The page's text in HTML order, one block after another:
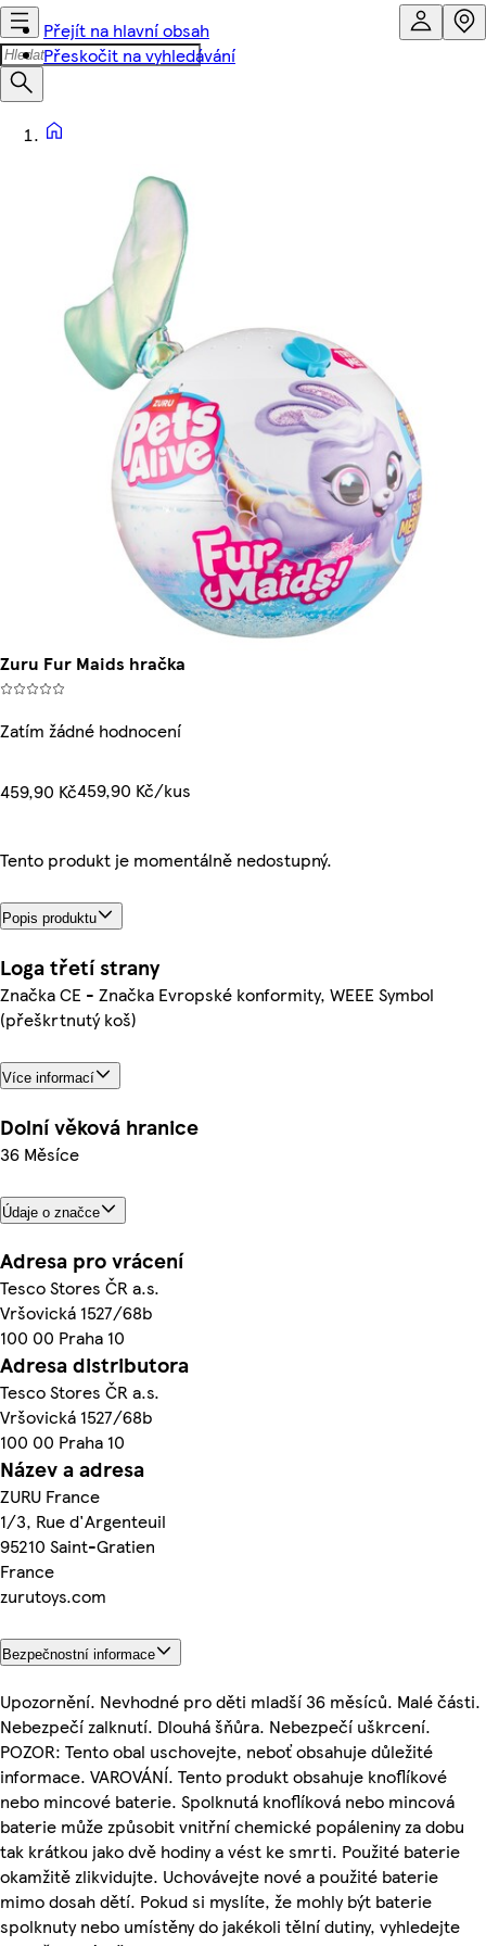
Přejít na hlavní obsah
Přeskočit na vyhledávání
Zuru Fur Maids hračka
Zatím žádné hodnocení
459,90 Kč459,90 Kč/kus
Tento produkt je momentálně nedostupný.
Popis produktu
Loga třetí strany
Značka CE - Značka Evropské konformity, WEEE Symbol
(přeškrtnutý koš)
Více informací
Dolní věková hranice
36 Měsíce
Údaje o značce
Adresa pro vrácení
Tesco Stores ČR a.s.
Vršovická 1527/68b
100 00 Praha 10
Adresa distributora
Tesco Stores ČR a.s.
Vršovická 1527/68b
100 00 Praha 10
Název a adresa
ZURU France
1/3, Rue d'Argenteuil
95210 Saint-Gratien
France
zurutoys.com
Bezpečnostní informace
Upozornění. Nevhodné pro děti mladší 36 měsíců. Malé části.
Nebezpečí zalknutí. Dlouhá šňůra. Nebezpečí uškrcení.
POZOR: Tento obal uschovejte, neboť obsahuje důležité
informace. VAROVÁNÍ. Tento produkt obsahuje knoflíkové
nebo mincové baterie. Spolknutá knoflíková nebo mincová
baterie může způsobit vnitřní chemické popáleniny za dobu
tak krátkou jako dvě hodiny a vést ke smrti. Použité baterie
okamžitě zlikvidujte. Uchovávejte nové a použité baterie
mimo dosah dětí. Pokud si myslíte, že mohly být baterie
spolknuty nebo umístěny do jakékoli tělní dutiny, vyhledejte